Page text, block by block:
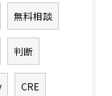
無料相談
判断
CRE